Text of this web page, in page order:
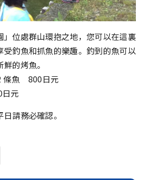
」位處群山環抱之地，您可以在這裏
受釣魚和抓魚的樂趣。釣到的魚可以
的烤魚。
魚 800日元
元
請務必確認。